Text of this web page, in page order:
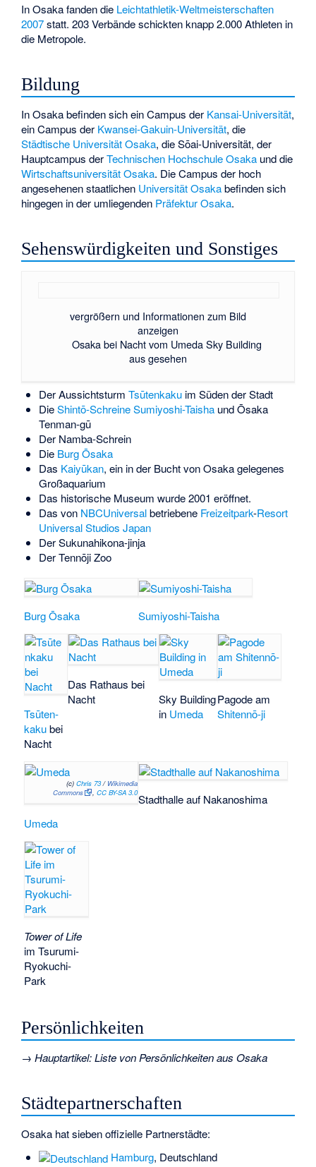
In Osaka fanden die Leichtathletik-Weltmeisterschaften
2007statt. 203 Verbände schickten knapp 2.000 Athleten in
die Metropole.
Bildung
In Osaka befinden sich ein Campus der Kansai-Universität,
ein Campus der Kwansei-Gakuin-Universität, die
Städtische Universität Osaka, dieSōai-Universität, der
Hauptcampus derTechnischen Hochschule Osaka und die
Wirtschaftsuniversität Osaka. Die Campus der hoch
angesehenen staatlichen Universität Osakabefinden sich
hingegen in der umliegenden Präfektur Osaka.
Sehenswürdigkeiten und Sonstiges
vergrößern und Informationen zum Bild
anzeigen
Osaka bei Nacht vom Umeda Sky Building
aus gesehen
Der Aussichtsturm Tsūtenkakuim Süden der Stadt
DieShintō-Schreine Sumiyoshi-TaishaundŌsaka
Tenman-gū
Der Namba-Schrein
Die Burg Ōsaka
Das Kaiyūkan, ein in der Bucht von Osaka gelegenes
Großaquarium
Das historische Museum wurde 2001 eröffnet.
Das von NBCUniversalbetriebene Freizeitpark-Resort
Universal Studios Japan
DerSukunahikona-jinja
DerTennōji Zoo
Burg Ōsaka Sumiyoshi-Taisha
Tsūten­
kakubei
Nacht
Das Rathaus bei
Nacht
Sky Building
in Umeda
Pagode am
Shitennō-ji
(c)Chris 73/ Wikimedia
Commons
,CC BY-SA 3.0
Umeda
Stadthalle auf Nakanoshima
Tower of Life
im Tsurumi-
Ryokuchi-
Park
Persönlichkeiten
→Hauptartikel:Liste von Persönlichkeiten aus Osaka
Städtepartnerschaften
Osaka hat sieben offizielle Partnerstädte:
Hamburg, Deutschland